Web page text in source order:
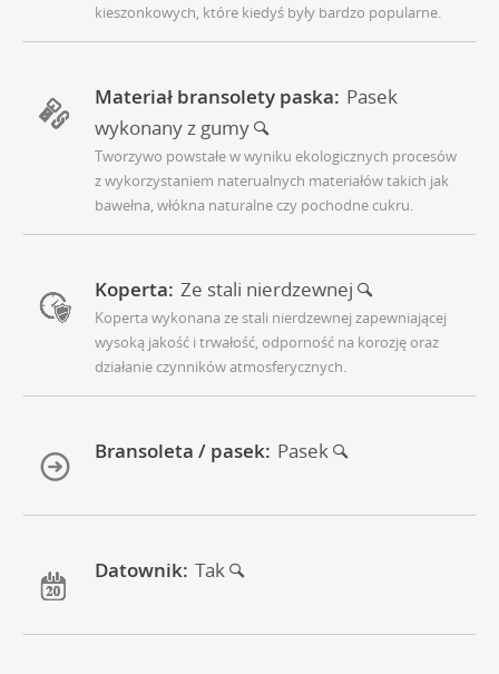
kieszonkowych, które kiedyś były bardzo popularne.
Materiał bransolety paska: Pasek
wykonany z gumy
Tworzywo powstałe w wyniku ekologicznych procesów
z wykorzystaniem naterualnych materiałów takich jak
bawełna, włókna naturalne czy pochodne cukru.
Koperta: Ze stali nierdzewnej
Koperta wykonana ze stali nierdzewnej zapewniającej
wysoką jakość i trwałość, odporność na korozję oraz
działanie czynników atmosferycznych.
Bransoleta / pasek: Pasek
Datownik: Tak